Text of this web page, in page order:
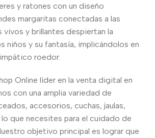
y ratones con un diseño
margaritas conectadas a las
vivos y brillantes despiertan la
niños y su fantasía, implicándolos en
roedor.
Online líder en la venta digital en
con una amplia variedad de
accesorios, cuchas, jaulas,
que necesites para el cuidado de
objetivo principal es lograr que